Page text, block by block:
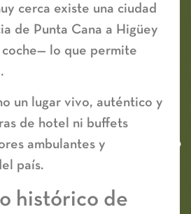
cerca existe una ciudad
de Punta Cana a Higüey
lo que permite
un lugar vivo, auténtico y
de hotel ni buffets
ambulantes y
país.
histórico de